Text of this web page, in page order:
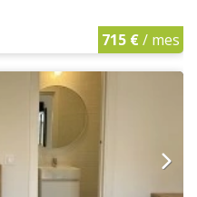
715 €/ mes